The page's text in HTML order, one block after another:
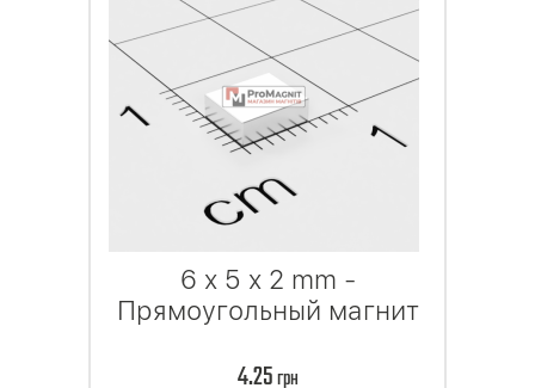
6 x 5 x 2 mm -
Прямоугольный магнит
4.25 грн